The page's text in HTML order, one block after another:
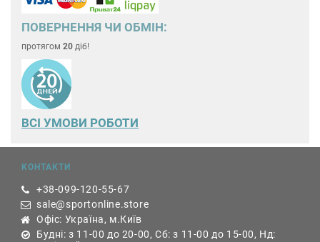
ПОВЕРНЕННЯ ЧИ ОБМІН:
протягом 20 діб!
ВСІ УМОВИ РОБОТИ
КОНТАКТИ
+38-099-120-55-67
sale@sportonline.store
Офіс: Україна, м.Київ
Будні: з 11-00 до 20-00, Сб: з 11-00 до 15-00, Нд: